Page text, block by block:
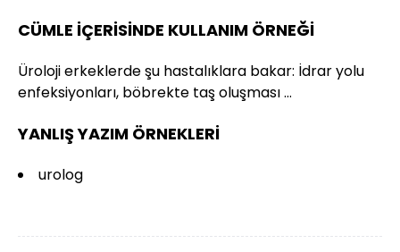
CÜMLE İÇERİSİNDE KULLANIM ÖRNEĞİ
Üroloji erkeklerde şu hastalıklara bakar: İdrar yolu
enfeksiyonları, böbrekte taş oluşması …
YANLIŞ YAZIM ÖRNEKLERİ
urolog